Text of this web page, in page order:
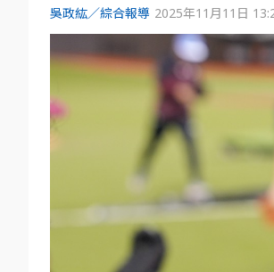
吳政紘／綜合報導 2025年11月11日